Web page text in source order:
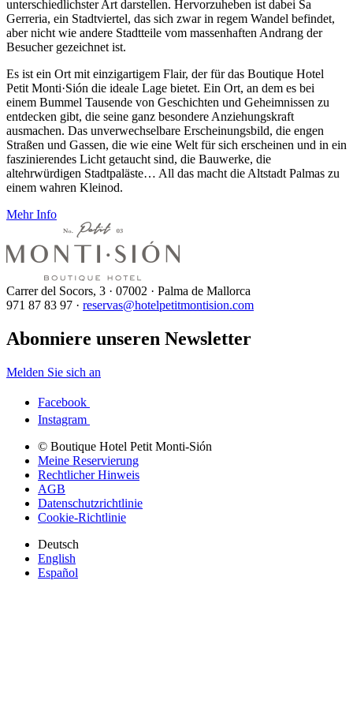
unterschiedlichster Art darstellen. Hervorzuheben ist dabei Sa
Gerreria, ein Stadtviertel, das sich zwar in regem Wandel befindet,
aber nicht wie andere Stadtteile vom massenhaften Andrang der
Besucher gezeichnet ist.
Es ist ein Ort mit einzigartigem Flair, der für das Boutique Hotel
Petit Monti·Sión die ideale Lage bietet. Ein Ort, an dem es bei
einem Bummel Tausende von Geschichten und Geheimnissen zu
entdecken gibt, die seine ganz besondere Anziehungskraft
ausmachen. Das unverwechselbare Erscheinungsbild, die engen
Straßen und Gassen, die wie eine Welt für sich erscheinen und in ein
faszinierendes Licht getaucht sind, die Bauwerke, die
altehrwürdigen Stadtpaläste… All das macht die Altstadt Palmas zu
einem wahren Kleinod.
Mehr Info
Carrer del Socors, 3 · 07002 · Palma de Mallorca
971 87 83 97 · reservas@hotelpetitmontision.com
Abonniere unseren Newsletter
Melden Sie sich an
Facebook
Instagram
© Boutique Hotel Petit Monti-Sión
Meine Reservierung
Rechtlicher Hinweis
AGB
Datenschutzrichtlinie
Cookie-Richtlinie
Deutsch
English
Español